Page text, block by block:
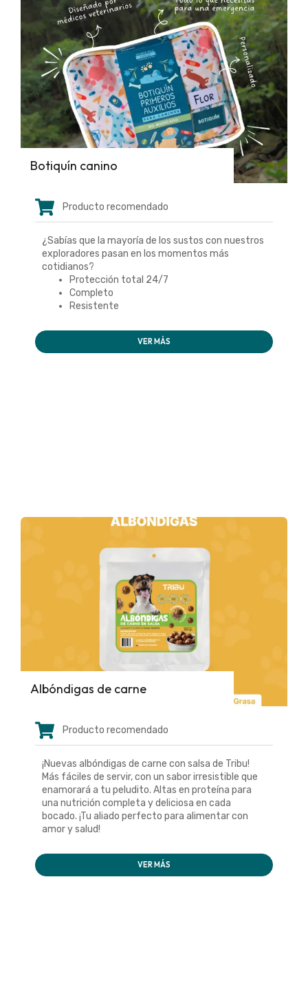
Botiquín canino
Producto recomendado
¿Sabías que la mayoría de los sustos con nuestros
exploradores pasan en los momentos más
cotidianos?
Protección total 24/7
Completo
Resistente
VER MÁS
Albóndigas de carne
Producto recomendado
¡Nuevas albóndigas de carne con salsa de Tribu!
Más fáciles de servir, con un sabor irresistible que
enamorará a tu peludito. Altas en proteína para
una nutrición completa y deliciosa en cada
bocado. ¡Tu aliado perfecto para alimentar con
amor y salud!
VER MÁS